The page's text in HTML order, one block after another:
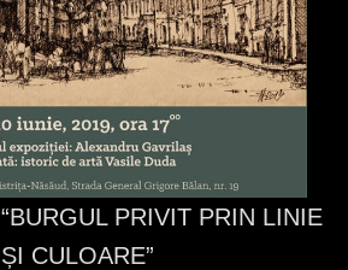
“BURGUL PRIVIT PRIN LINIE
ȘI CULOARE”